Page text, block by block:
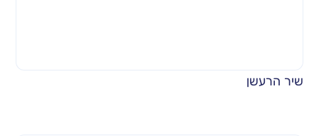
שיר הרעשן